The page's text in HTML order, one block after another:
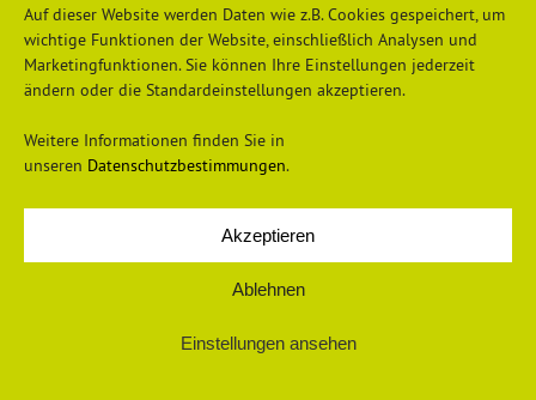
Auf dieser Website werden Daten wie z.B. Cookies gespeichert, um
wichtige Funktionen der Website, einschließlich Analysen und
Marketingfunktionen. Sie können Ihre Einstellungen jederzeit
ändern oder die Standardeinstellungen akzeptieren.
Weitere Informationen finden Sie in
unseren Datenschutzbestimmungen.
Akzeptieren
Ablehnen
Einstellungen ansehen
© 2026 Universum Verlag